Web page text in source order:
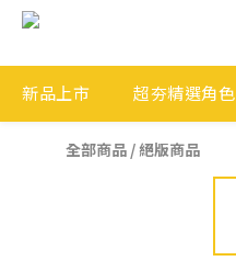
新品上市 超夯精選角色
全部商品 /絕版商品